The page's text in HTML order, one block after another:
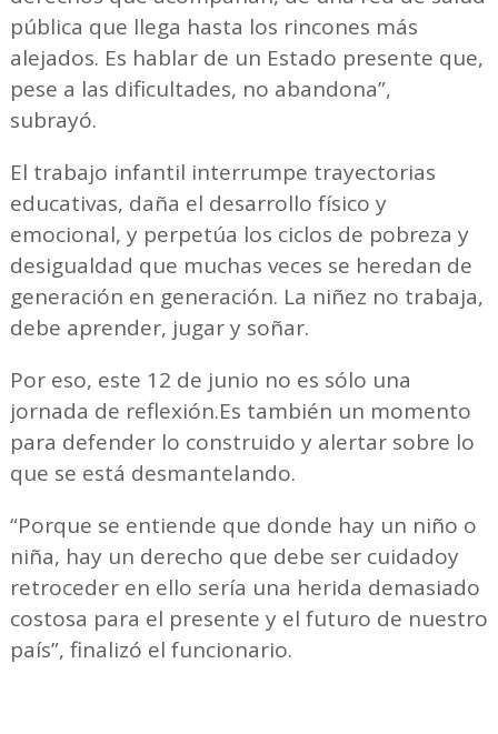
pública que llega hasta los rincones más
alejados. Es hablar de un Estado presente que,
pese a las dificultades, no abandona”,
subrayó.
El trabajo infantil interrumpe trayectorias
educativas, daña el desarrollo físico y
emocional, y perpetúa los ciclos de pobreza y
desigualdad que muchas veces se heredan de
generación en generación. La niñez no trabaja,
debe aprender, jugar y soñar.
Por eso, este 12 de junio no es sólo una
jornada de reflexión.Es también un momento
para defender lo construido y alertar sobre lo
que se está desmantelando.
“Porque se entiende que donde hay un niño o
niña, hay un derecho que debe ser cuidadoy
retroceder en ello sería una herida demasiado
costosa para el presente y el futuro de nuestro
país”, finalizó el funcionario.